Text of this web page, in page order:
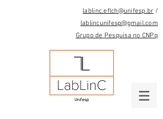
lablinc.eflch@unifesp.br /
lablincunifesp@gmail.com
Grupo de Pesquisa no CNPq